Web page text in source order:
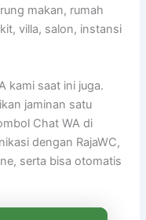
makan, rumah
villa, salon, instansi
kami saat ini juga.
jaminan satu
Chat WA di
dengan RajaWC,
serta bisa otomatis